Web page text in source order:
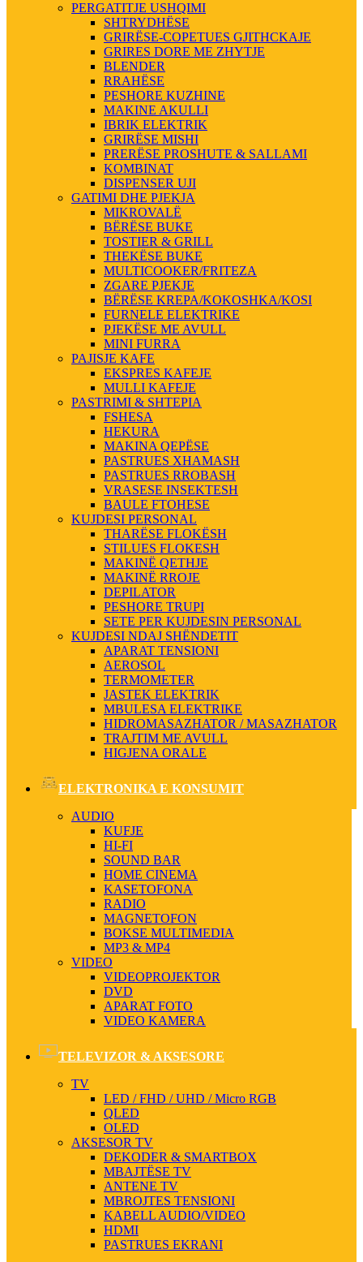
PERGATITJE USHQIMI
SHTRYDHËSE
GRIRËSE-COPETUES GJITHCKAJE
GRIRES DORE ME ZHYTJE
BLENDER
RRAHËSE
PESHORE KUZHINE
MAKINE AKULLI
IBRIK ELEKTRIK
GRIRËSE MISHI
PRERËSE PROSHUTE & SALLAMI
KOMBINAT
DISPENSER UJI
GATIMI DHE PJEKJA
MIKROVALË
BËRËSE BUKE
TOSTIER & GRILL
THEKËSE BUKE
MULTICOOKER/FRITEZA
ZGARE PJEKJE
BËRËSE KREPA/KOKOSHKA/KOSI
FURNELE ELEKTRIKE
PJEKËSE ME AVULL
MINI FURRA
PAJISJE KAFE
EKSPRES KAFEJE
MULLI KAFEJE
PASTRIMI & SHTEPIA
FSHESA
HEKURA
MAKINA QEPËSE
PASTRUES XHAMASH
PASTRUES RROBASH
VRASESE INSEKTESH
BAULE FTOHESE
KUJDESI PERSONAL
THARËSE FLOKËSH
STILUES FLOKESH
MAKINË QETHJE
MAKINË RROJE
DEPILATOR
PESHORE TRUPI
SETE PER KUJDESIN PERSONAL
KUJDESI NDAJ SHËNDETIT
APARAT TENSIONI
AEROSOL
TERMOMETER
JASTEK ELEKTRIK
MBULESA ELEKTRIKE
HIDROMASAZHATOR / MASAZHATOR
TRAJTIM ME AVULL
HIGJENA ORALE
ELEKTRONIKA E KONSUMIT
AUDIO
KUFJE
HI-FI
SOUND BAR
HOME CINEMA
KASETOFONA
RADIO
MAGNETOFON
BOKSE MULTIMEDIA
MP3 & MP4
VIDEO
VIDEOPROJEKTOR
DVD
APARAT FOTO
VIDEO KAMERA
TELEVIZOR & AKSESORE
TV
LED / FHD / UHD / Micro RGB
QLED
OLED
AKSESOR TV
DEKODER & SMARTBOX
MBAJTËSE TV
ANTENE TV
MBROJTES TENSIONI
KABELL AUDIO/VIDEO
HDMI
PASTRUES EKRANI